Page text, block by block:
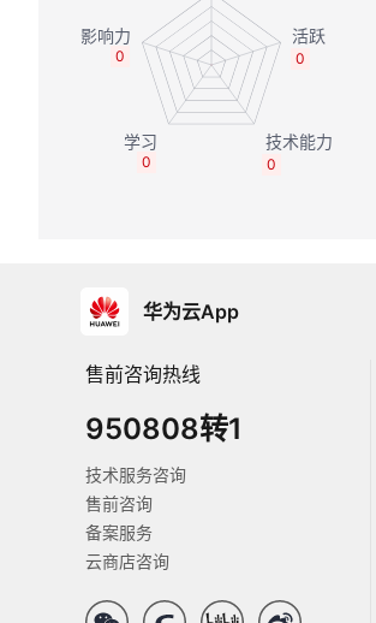
0
0
0
0
华为云App
售前咨询热线
950808转1
技术服务咨询
售前咨询
备案服务
云商店咨询